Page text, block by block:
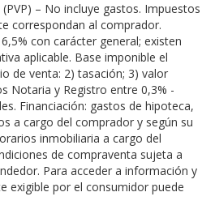
– No incluye gastos. Impuestos
correspondan al comprador.
con carácter general; existen
aplicable. Base imponible el
de venta: 2) tasación; 3) valor
Notaria y Registro entre 0,3% -
Financiación: gastos de hipoteca,
a cargo del comprador y según su
inmobiliaria a cargo del
de compraventa sujeta a
Para acceder a información y
exigible por el consumidor puede